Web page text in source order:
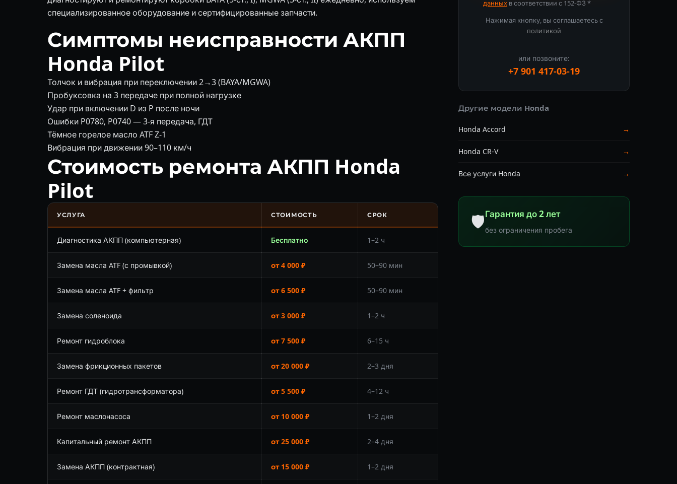
специализированное оборудование и сертифицированные запчасти.
Симптомы неисправности АКПП
Honda Pilot
Толчок и вибрация при переключении 2→3 (BAYA/MGWA)
Пробуксовка на 3 передаче при полной нагрузке
Удар при включении D из P после ночи
Ошибки P0780, P0740 — 3-я передача, ГДТ
Тёмное горелое масло ATF Z-1
Вибрация при движении 90–110 км/ч
Стоимость ремонта АКПП Honda
Pilot
УСЛУГА СТОИМОСТЬ СРОК
Диагностика АКПП (компьютерная) Бесплатно 1–2 ч
Замена масла ATF (с промывкой) от 4 000 ₽ 50–90 мин
Замена масла ATF + фильтр от 6 500 ₽ 50–90 мин
Замена соленоида от 3 000 ₽ 1–2 ч
Ремонт гидроблока от 7 500 ₽ 6–15 ч
Замена фрикционных пакетов от 20 000 ₽ 2–3 дня
Ремонт ГДТ (гидротрансформатора) от 5 500 ₽ 4–12 ч
Ремонт маслонасоса от 10 000 ₽ 1–2 дня
Капитальный ремонт АКПП от 25 000 ₽ 2–4 дня
Замена АКПП (контрактная) от 15 000 ₽ 1–2 дня
данных в соответствии с 152-ФЗ *
Нажимая кнопку, вы соглашаетесь с
политикой
или позвоните:
+7 901 417-03-19
Другие модели Honda
Honda Accord →
Honda CR-V →
Все услуги Honda →
🛡Гарантия до 2 лет
без ограничения пробега